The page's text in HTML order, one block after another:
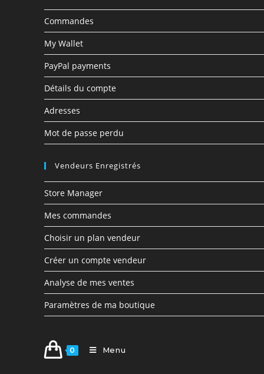
Commandes
My Wallet
PayPal payments
Détails du compte
Adresses
Mot de passe perdu
Vendeurs Enregistrés
Store Manager
Mes commandes
Choisir un plan vendeur
Créer un compte vendeur
Analyse de mes ventes
Paramètres de ma boutique
0 Menu